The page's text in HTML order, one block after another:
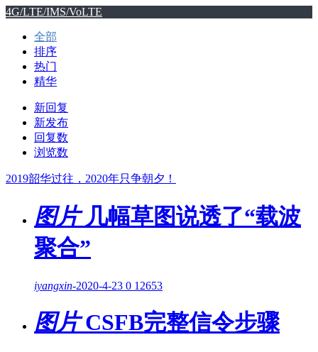
4G/LTE/IMS/VoLTE
全部
排序
热门
精华
新回复
新发布
回复数
浏览数
2019韶华过往，2020年只争朝夕！
图片几幅草图说透了“载波
聚合”
iyangxin-2020-4-23 0 12653
图片CSFB完整信令步骤